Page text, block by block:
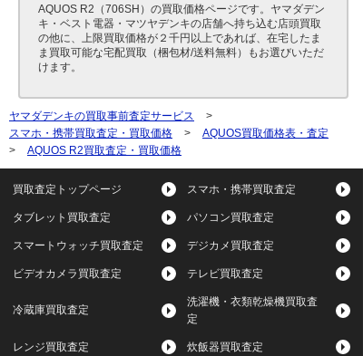
AQUOS R2（706SH）の買取価格ページです。ヤマダデン
キ・ベスト電器・マツヤデンキの店舗へ持ち込む店頭買取
の他に、上限買取価格が２千円以上であれば、在宅したま
ま買取可能な宅配買取（梱包材/送料無料）もお選びいただ
けます。
ヤマダデンキの買取事前査定サービス
>
スマホ・携帯買取査定・買取価格
>
AQUOS買取価格表・査定
>
AQUOS R2買取査定・買取価格
買取査定トップページ スマホ・携帯買取査定
タブレット買取査定 パソコン買取査定
スマートウォッチ買取査定 デジカメ買取査定
ビデオカメラ買取査定 テレビ買取査定
冷蔵庫買取査定
洗濯機・衣類乾燥機買取査
定
レンジ買取査定 炊飯器買取査定